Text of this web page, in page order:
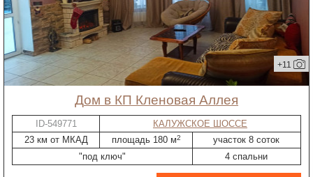
+11
дом в КП Кленовая Аллея
ID-549771
КАЛУЖСКОЕ ШОССЕ
23 км от МКАД
площадь 180 м2
участок 8 соток
"под ключ"
4 спальни